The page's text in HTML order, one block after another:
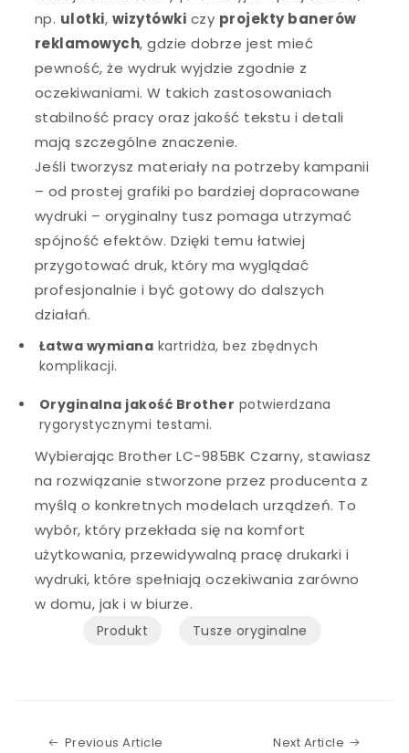
np. ulotki, wizytówki czy projekty banerów
reklamowych, gdzie dobrze jest mieć
pewność, że wydruk wyjdzie zgodnie z
oczekiwaniami. W takich zastosowaniach
stabilność pracy oraz jakość tekstu i detali
mają szczególne znaczenie.
Jeśli tworzysz materiały na potrzeby kampanii
– od prostej grafiki po bardziej dopracowane
wydruki – oryginalny tusz pomaga utrzymać
spójność efektów. Dzięki temu łatwiej
przygotować druk, który ma wyglądać
profesjonalnie i być gotowy do dalszych
działań.
Łatwa wymiana kartridża, bez zbędnych
komplikacji.
Oryginalna jakość Brother potwierdzana
rygorystycznymi testami.
Wybierając Brother LC-985BK Czarny, stawiasz
na rozwiązanie stworzone przez producenta z
myślą o konkretnych modelach urządzeń. To
wybór, który przekłada się na komfort
użytkowania, przewidywalną pracę drukarki i
wydruki, które spełniają oczekiwania zarówno
w domu, jak i w biurze.
Produkt Tusze oryginalne
Previous Article Next Article